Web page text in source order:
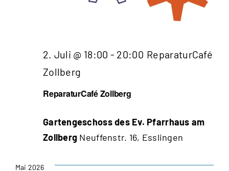
ReparaturCafé Zollberg
2. Juli @ 18:00 - 20:00 ReparaturCafé
Zollberg
Gartengeschoss des Ev. Pfarrhaus am
Zollberg Neuffenstr. 16, Esslingen
Mai 2026